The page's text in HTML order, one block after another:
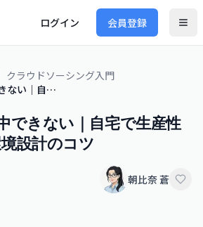
ログイン 会員登録
クラウドソーシング入門
在宅ワーク 集中できない｜自宅で生産性を3倍にする環境設計のコツ
できない｜自宅で生産性
設計のコツ
朝比奈 蒼